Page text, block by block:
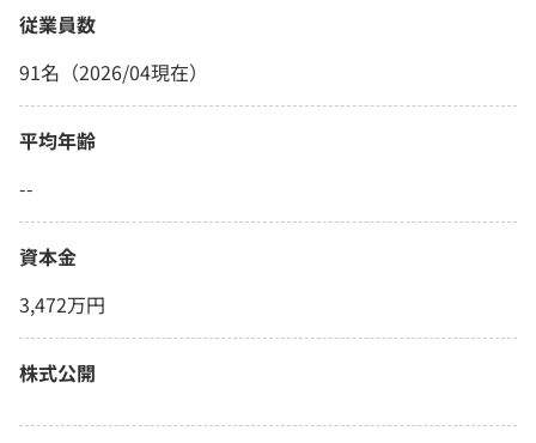
従業員数
91名（2026/04現在）
平均年齢
--
資本金
3,472万円
株式公開